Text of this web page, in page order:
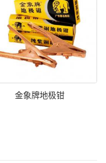
金象牌地极钳